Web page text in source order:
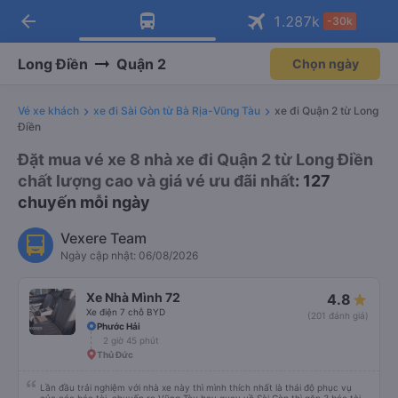
Tải app Vexere ngay!
Nhận ưu đãi thành viên độc
Mở app
Tải app Vexere
-30k/ghế khi đặt vé máy bay qua
Mở app
arrow_back 1.287k -30k
Long Điền Quận 2 Chọn ngày
Vé xe khách xe đi Sài Gòn từ Bà Rịa-Vũng Tàu
xe đi Quận 2 từ Long
Điền
Đặt mua vé xe 8 nhà xe đi Quận 2 từ Long Điền
chất lượng cao và giá vé ưu đãi nhất: 127
chuyến mỗi ngày
Vexere Team
Ngày cập nhật: 06/08/2026
Xe Nhà Mình 72
Xe điện 7 chỗ BYD
4.8
(201 đánh giá)
Phước Hải
2 giờ 45 phút
Thủ Đức
Lần đầu trải nghiệm với nhà xe này thì mình thích nhất là thái độ phục vụ